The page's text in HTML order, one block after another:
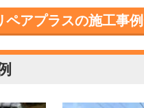
ペアプラスの施工事